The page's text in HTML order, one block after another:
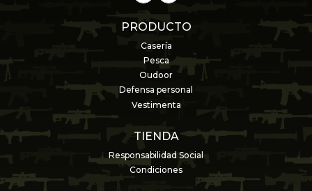
PRODUCTO
Casería
Pesca
Oudoor
Defensa personal
Vestimenta
TIENDA
Responsabilidad Social
Condiciones